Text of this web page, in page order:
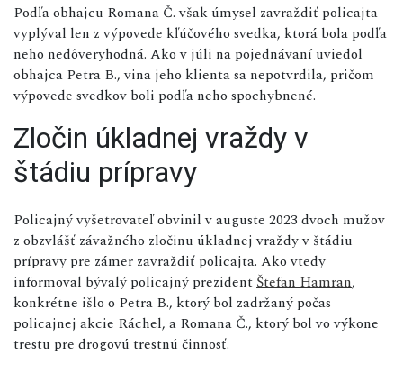
Podľa obhajcu Romana Č. však úmysel zavraždiť policajta
vyplýval len z výpovede kľúčového svedka, ktorá bola podľa
neho nedôveryhodná. Ako v júli na pojednávaní uviedol
obhajca Petra B., vina jeho klienta sa nepotvrdila, pričom
výpovede svedkov boli podľa neho spochybnené.
Zločin úkladnej vraždy v
štádiu prípravy
Policajný vyšetrovateľ obvinil v auguste 2023 dvoch mužov
z obzvlášť závažného zločinu úkladnej vraždy v štádiu
prípravy pre zámer zavraždiť policajta. Ako vtedy
informoval bývalý policajný prezident Štefan Hamran,
konkrétne išlo o Petra B., ktorý bol zadržaný počas
policajnej akcie Ráchel, a Romana Č., ktorý bol vo výkone
trestu pre drogovú trestnú činnosť.